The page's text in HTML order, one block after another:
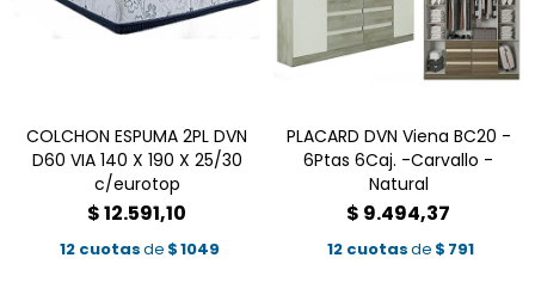
COLCHON ESPUMA 2PL DVN
D60 VIA 140 X 190 X 25/30
c/eurotop
$12.591,10
12 cuotasde $1049
PLACARD DVN Viena BC20 -
6Ptas 6Caj. -Carvallo -
Natural
$ 9.494,37
12 cuotasde $ 791